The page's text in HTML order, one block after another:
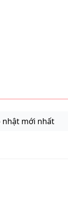
nhật mới nhất